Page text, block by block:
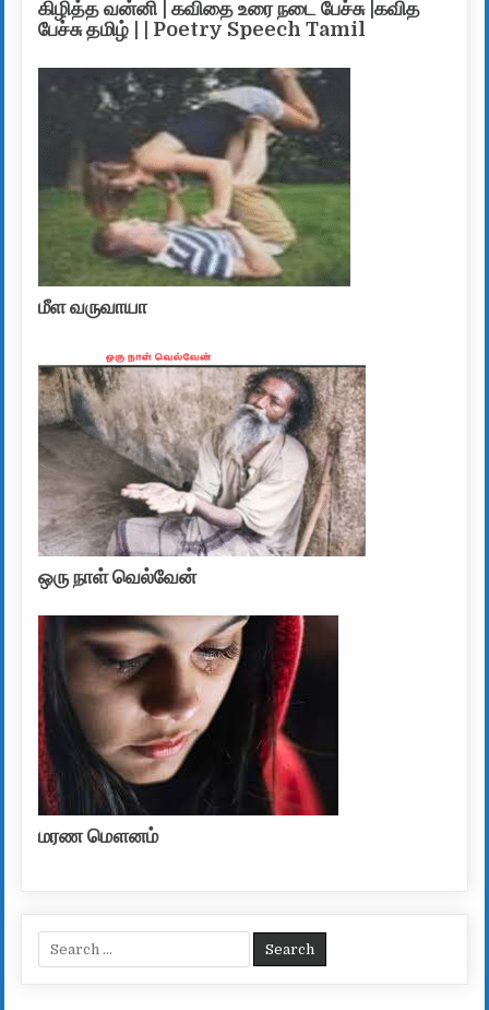
கிழித்த வன்னி | கவிதை உரை நடை பேச்சு |கவித
பேச்சு தமிழ் | | Poetry Speech Tamil
மீள வருவாயா
ஒரு நாள் வெல்வேன்
மரண மௌனம்
Search for: